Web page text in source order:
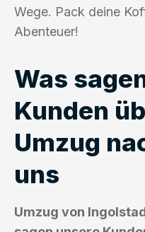
Wege. Pack deine
Abenteuer!
Was
Kunden
Umzug
uns
Umzug von